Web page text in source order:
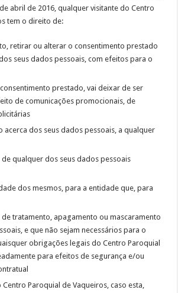
abril de 2016, qualquer visitante do Centro
tem o direito de:
retirar ou alterar o consentimento prestado
seus dados pessoais, com efeitos para o
prestado, vai deixar de ser
de comunicações promocionais, de
acerca dos seus dados pessoais, a qualquer
qualquer dos seus dados pessoais
dos mesmos, para a entidade que, para
tratamento, apagamento ou mascaramento
e que não sejam necessários para o
obrigações legais do Centro Paroquial
para efeitos de segurança e/ou
Paroquial de Vaqueiros, caso esta,